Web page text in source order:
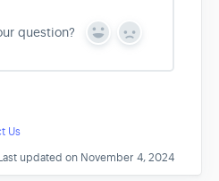
question?
Y
s
N
Us
updated on November 4, 2024